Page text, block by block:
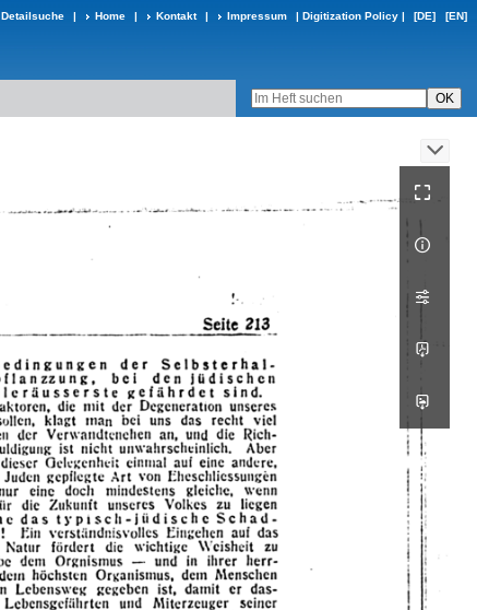
Detailsuche | Home | Kontakt | Impressum | Digitization Policy | [DE] [EN]